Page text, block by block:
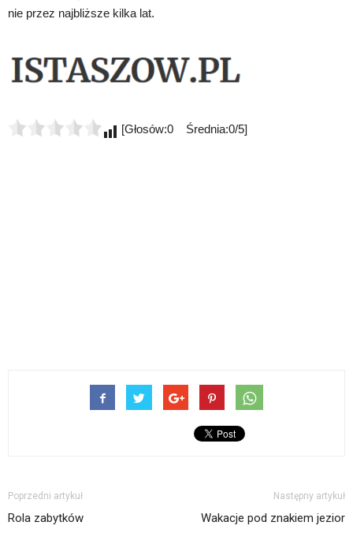
nie przez najbliższe kilka lat.
[Głosów:0 Średnia:0/5]
Poprzedni artykuł
Rola zabytków
Następny artykuł
Wakacje pod znakiem jezior